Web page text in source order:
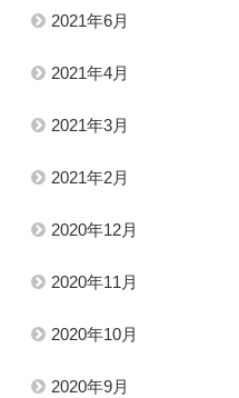
2021年6月
2021年4月
2021年3月
2021年2月
2020年12月
2020年11月
2020年10月
2020年9月